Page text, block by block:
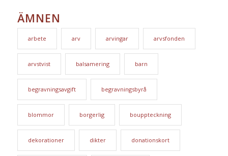
ÄMNEN
arbete arv arvingar arvsfonden
arvstvist balsamering barn
begravningsavgift begravningsbyrå
blommor borgerlig bouppteckning
dekorationer dikter donationskort